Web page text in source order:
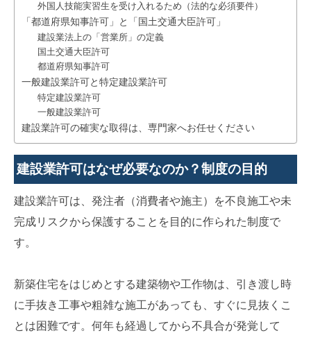
外国人技能実習生を受け入れるため（法的な必須要件）
「都道府県知事許可」と「国土交通大臣許可」
建設業法上の「営業所」の定義
国土交通大臣許可
都道府県知事許可
一般建設業許可と特定建設業許可
特定建設業許可
一般建設業許可
建設業許可の確実な取得は、専門家へお任せください
建設業許可はなぜ必要なのか？制度の目的
建設業許可は、発注者（消費者や施主）を不良施工や未
完成リスクから保護することを目的に作られた制度で
す。
新築住宅をはじめとする建築物や工作物は、引き渡し時
に手抜き工事や粗雑な施工があっても、すぐに見抜くこ
とは困難です。何年も経過してから不具合が発覚して